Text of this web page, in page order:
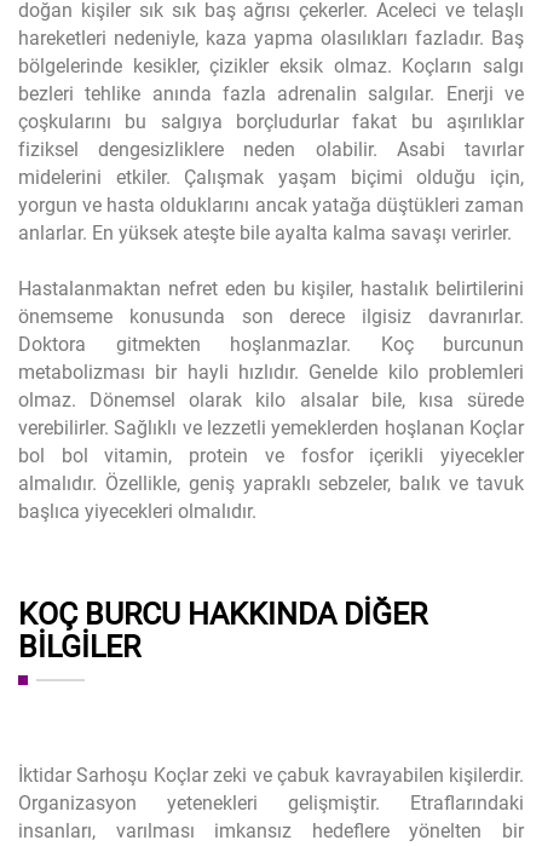
doğan kişiler sık sık baş ağrısı çekerler. Aceleci ve telaşlı
hareketleri nedeniyle, kaza yapma olasılıkları fazladır. Baş
bölgelerinde kesikler, çizikler eksik olmaz. Koçların salgı
bezleri tehlike anında fazla adrenalin salgılar. Enerji ve
çoşkularını bu salgıya borçludurlar fakat bu aşırılıklar
fiziksel dengesizliklere neden olabilir. Asabi tavırlar
midelerini etkiler. Çalışmak yaşam biçimi olduğu için,
yorgun ve hasta olduklarını ancak yatağa düştükleri zaman
anlarlar. En yüksek ateşte bile ayalta kalma savaşı verirler.
Hastalanmaktan nefret eden bu kişiler, hastalık belirtilerini
önemseme konusunda son derece ilgisiz davranırlar.
Doktora gitmekten hoşlanmazlar. Koç burcunun
metabolizması bir hayli hızlıdır. Genelde kilo problemleri
olmaz. Dönemsel olarak kilo alsalar bile, kısa sürede
verebilirler. Sağlıklı ve lezzetli yemeklerden hoşlanan Koçlar
bol bol vitamin, protein ve fosfor içerikli yiyecekler
almalıdır. Özellikle, geniş yapraklı sebzeler, balık ve tavuk
başlıca yiyecekleri olmalıdır.
KOÇ BURCU HAKKINDA DIĞER
BILGILER
İktidar Sarhoşu Koçlar zeki ve çabuk kavrayabilen kişilerdir.
Organizasyon yetenekleri gelişmiştir. Etraflarındaki
insanları, varılması imkansız hedeflere yönelten bir